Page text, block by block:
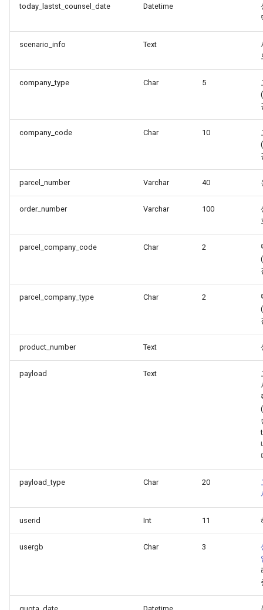
today_lastst_counsel_date Datetime
scenario_info Text
company_type Char 5
company_code Char 10
parcel_number Varchar 40
order_number Varchar 100
parcel_company_code Char 2
parcel_company_type Char 2
product_number Text
payload Text
payload_type Char 20
userid Int 11
usergb Char 3